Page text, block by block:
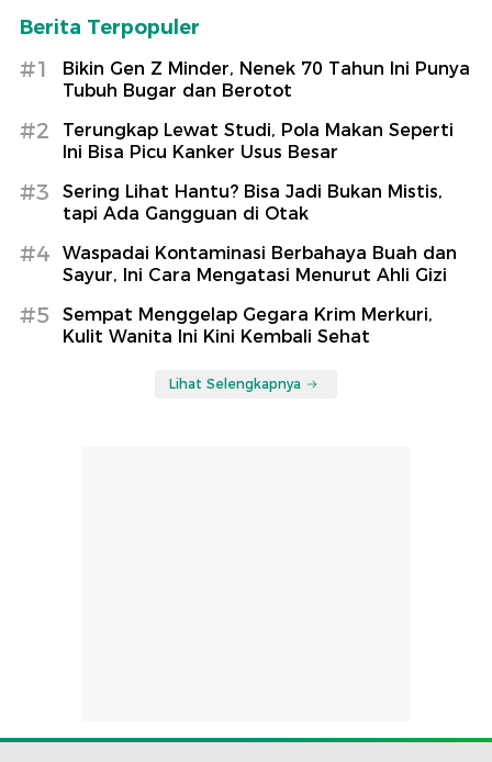
Berita Terpopuler
#1
Bikin Gen Z Minder, Nenek 70 Tahun Ini Punya
Tubuh Bugar dan Berotot
#2
Terungkap Lewat Studi, Pola Makan Seperti
Ini Bisa Picu Kanker Usus Besar
#3
Sering Lihat Hantu? Bisa Jadi Bukan Mistis,
tapi Ada Gangguan di Otak
#4
Waspadai Kontaminasi Berbahaya Buah dan
Sayur, Ini Cara Mengatasi Menurut Ahli Gizi
#5
Sempat Menggelap Gegara Krim Merkuri,
Kulit Wanita Ini Kini Kembali Sehat
Lihat Selengkapnya